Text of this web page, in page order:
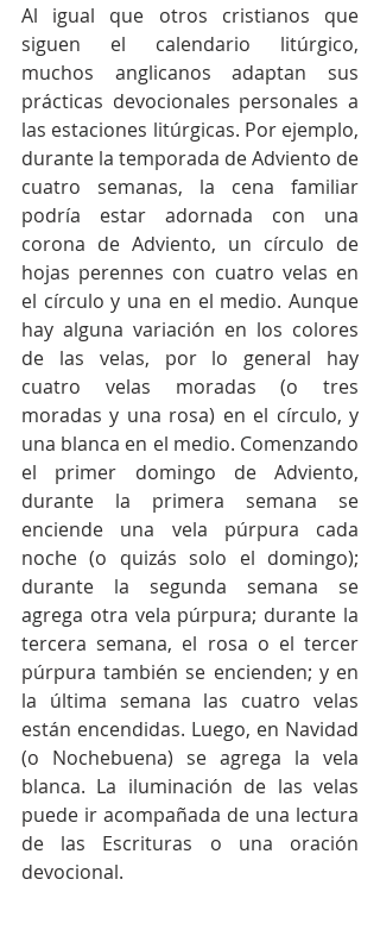
Al igual que otros cristianos que
siguen el calendario litúrgico,
muchos anglicanos adaptan sus
prácticas devocionales personales a
las estaciones litúrgicas. Por ejemplo,
durante la temporada de Adviento de
cuatro semanas, la cena familiar
podría estar adornada con una
corona de Adviento, un círculo de
hojas perennes con cuatro velas en
el círculo y una en el medio. Aunque
hay alguna variación en los colores
de las velas, por lo general hay
cuatro velas moradas (o tres
moradas y una rosa) en el círculo, y
una blanca en el medio. Comenzando
el primer domingo de Adviento,
durante la primera semana se
enciende una vela púrpura cada
noche (o quizás solo el domingo);
durante la segunda semana se
agrega otra vela púrpura; durante la
tercera semana, el rosa o el tercer
púrpura también se encienden; y en
la última semana las cuatro velas
están encendidas. Luego, en Navidad
(o Nochebuena) se agrega la vela
blanca. La iluminación de las velas
puede ir acompañada de una lectura
de las Escrituras o una oración
devocional.